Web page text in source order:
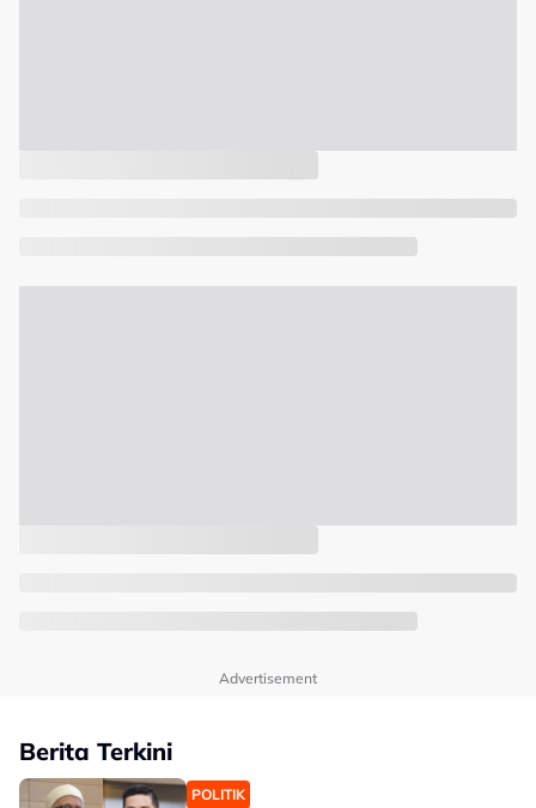
Advertisement
Berita Terkini
POLITIK